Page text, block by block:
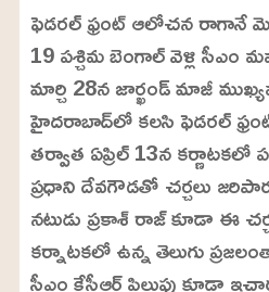
ఫెడరల్‌ ఫ్రంట్‌ ఆలోచన రాగానే
19 పశ్చిమ బెంగాల్‌ వెళ్లి సీఎం
మార్చి 28న జార్ఖండ్‌ మాజీ
హైదరాబాద్‌లో కలసి ఫెడరల్‌
తర్వాత ఏప్రిల్‌ 13న
ప్రధాని దేవగౌడతో చర్చలు
నటుడు ప్రకాశ్‌ రాజ్‌ కూడా ఈ
కర్నాటకలో ఉన్న తెలుగు
సీఎం కేసీఆర్‌ పిలుపు కూడా